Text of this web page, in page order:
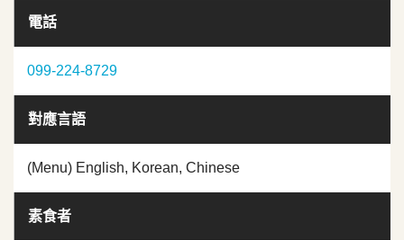
電話
099-224-8729
對應言語
(Menu) English, Korean, Chinese
素食者